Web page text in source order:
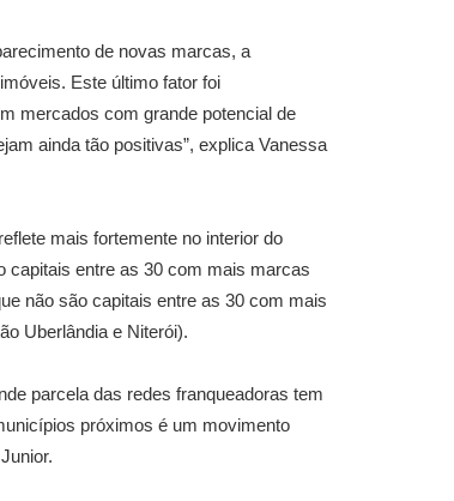
de novas marcas, a
Este último fator foi
mercados com grande potencial de
ainda tão positivas”, explica Vanessa
mais fortemente no interior do
capitais entre as 30 com mais marcas
não são capitais entre as 30 com mais
Uberlândia e Niterói).
parcela das redes franqueadoras tem
próximos é um movimento